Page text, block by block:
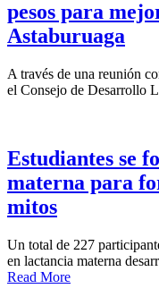
pesos para
Astaburuaga
A través de una reunión
el Consejo de Desarrollo
Estudiantes se
materna para
mitos
Un total de 227
en lactancia materna
Read More